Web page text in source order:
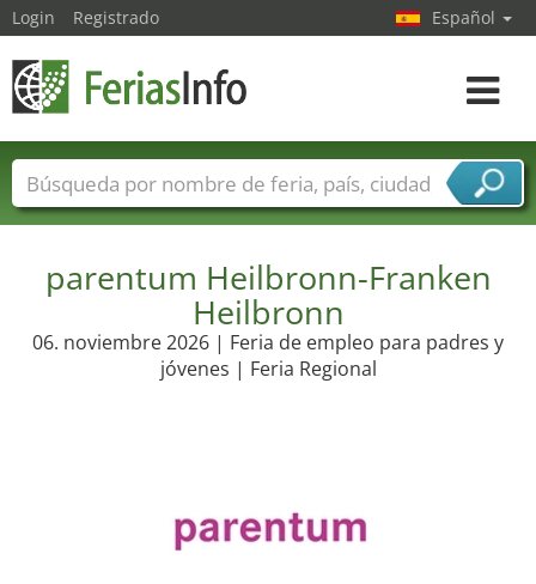
parentum Heilbronn-Franken
Heilbronn
06. noviembre 2026 | Feria de empleo para padres y
jóvenes | Feria Regional
Login Registrado Español
toggle
Nombres de ferias Países
Ciudades
Sectores de proveedor de servicios